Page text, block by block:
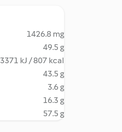
1426.8 mg
49.5 g
3371 kJ / 807 kcal
43.5 g
3.6 g
16.3 g
57.5 g